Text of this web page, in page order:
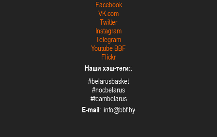
Facebook
VK.com
Twitter
Instagram
Telegram
Youtube BBF
Flickr
Наши хэш-теги::
#belarusbasket
#nocbelarus
#teambelarus
E-mail: